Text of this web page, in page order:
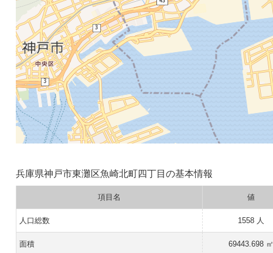
兵庫県神戸市東灘区魚崎北町四丁目の基本情報
項目名 値
人口総数 1558 人
面積 69443.698 ㎡